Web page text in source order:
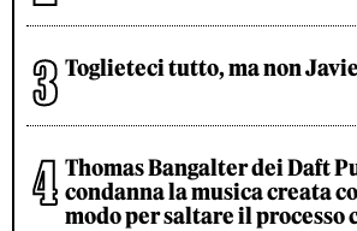
Toglieteci tutto, ma non
Thomas Bangalter dei Daft
condanna la musica creata
modo per saltare il processo